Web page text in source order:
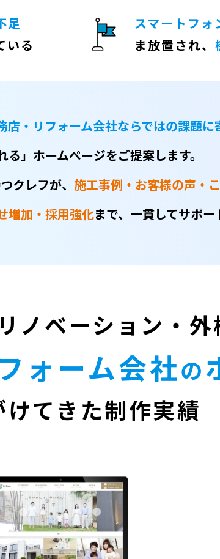
足
いる
スマートフォ
ま放置され、
店・リフォーム会社ならではの課題に
る」ホームページをご提案します。
クレフが、 施工事例・お客様の声・
増加・採用強化まで、一貫してサポー
ノベーション・外
ォーム会社の
けてきた制作実績